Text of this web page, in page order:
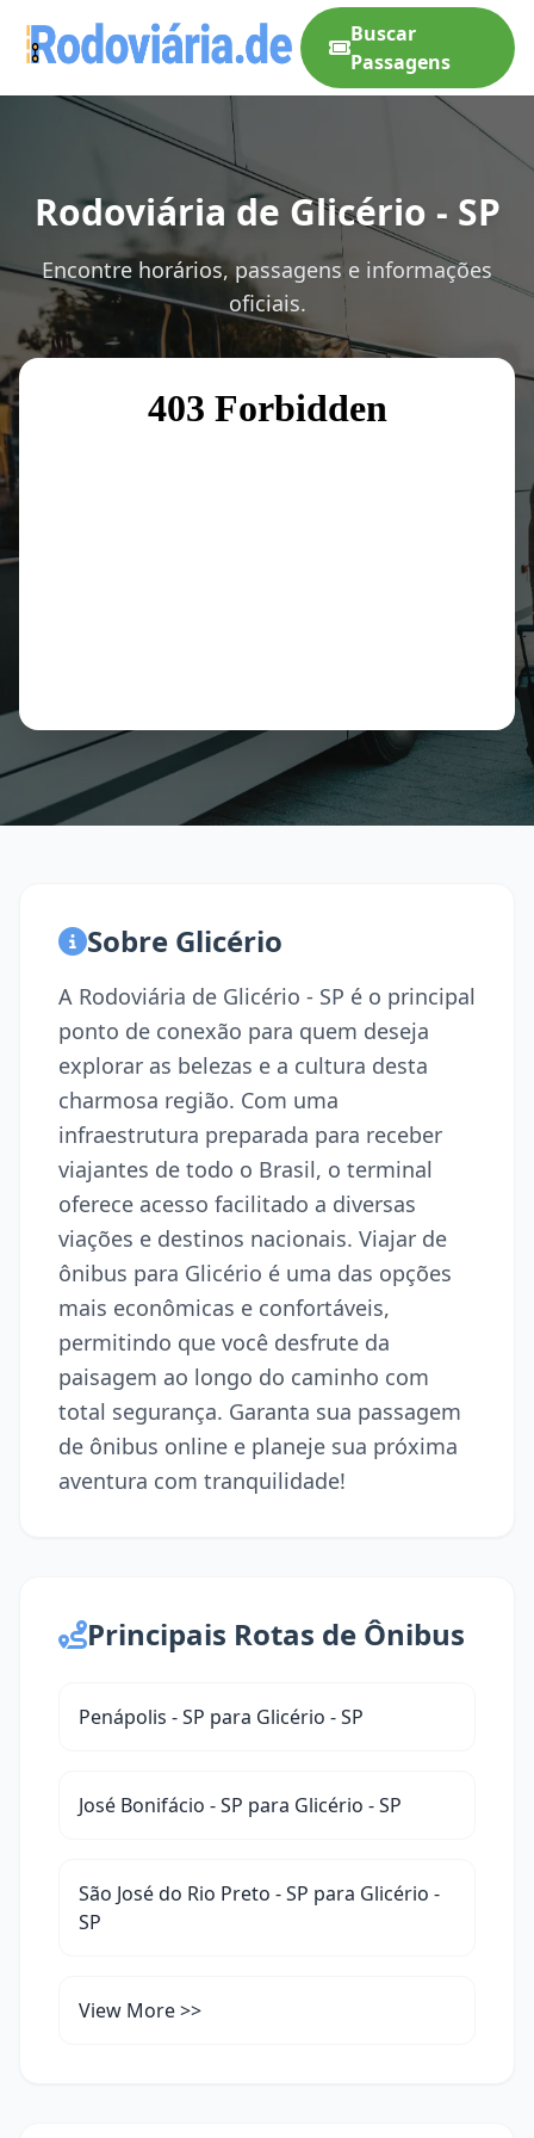
Buscar
Passagens
Rodoviária de Glicério - SP
Encontre horários, passagens e informações
oficiais.
Sobre Glicério
A Rodoviária de Glicério - SP é o principal
ponto de conexão para quem deseja
explorar as belezas e a cultura desta
charmosa região. Com uma
infraestrutura preparada para receber
viajantes de todo o Brasil, o terminal
oferece acesso facilitado a diversas
viações e destinos nacionais. Viajar de
ônibus para Glicério é uma das opções
mais econômicas e confortáveis,
permitindo que você desfrute da
paisagem ao longo do caminho com
total segurança. Garanta sua passagem
de ônibus online e planeje sua próxima
aventura com tranquilidade!
Principais Rotas de Ônibus
Penápolis - SP para Glicério - SP
José Bonifácio - SP para Glicério - SP
São José do Rio Preto - SP para Glicério -
SP
View More >>